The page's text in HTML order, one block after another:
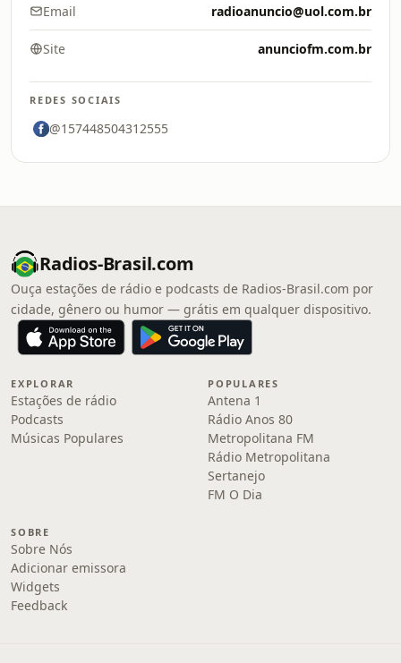
Email radioanuncio@uol.com.br
Site anunciofm.com.br
REDES SOCIAIS
@157448504312555
Radios-Brasil.com
Ouça estações de rádio e podcasts de Radios-Brasil.com por
cidade, gênero ou humor — grátis em qualquer dispositivo.
EXPLORAR
Estações de rádio
Podcasts
Músicas Populares
POPULARES
Antena 1
Rádio Anos 80
Metropolitana FM
Rádio Metropolitana
Sertanejo
FM O Dia
SOBRE
Sobre Nós
Adicionar emissora
Widgets
Feedback